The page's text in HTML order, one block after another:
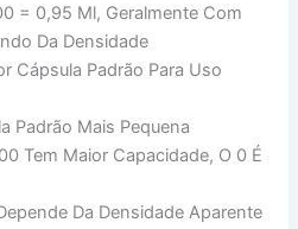
= 0,95 Ml, Geralmente Com
Da Densidade
Cápsula Padrão Para Uso
Padrão Mais Pequena
Tem Maior Capacidade, O 0 É
Da Densidade Aparente